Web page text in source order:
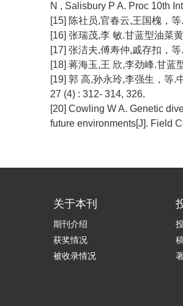
N , Salisbury P A. Proc 10th
[15] 陈社员,官春云,王国槐，
[16] 张瑞茂,李 敏.甘蓝型油菜
[17] 张洁夫,傅寿仲,戚存扣，
[18] 蒋海玉,王 欣,李劲峰.甘蓝
[19] 郭 高,孙永玲,李强生，等.
27 (4) : 312- 314, 326.
[20] Cowling W A. Genetic
future environments[J]. Field
关于本刊
期刊介绍
获奖情况
被收录情况